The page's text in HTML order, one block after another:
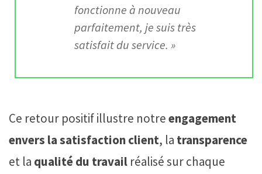
fonctionne à nouveau
parfaitement, je suis très
satisfait du service. »
Ce retour positif illustre notreengagement
envers la satisfaction client, la transparence
et la qualité du travail réalisé sur chaque